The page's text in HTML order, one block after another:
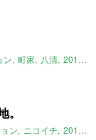
ン 町家 八清 2018年12月のおすすめ
ン ニコイチ 2018年12月のおすすめ